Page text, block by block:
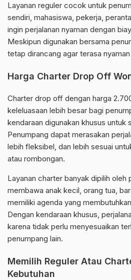
Layanan reguler cocok untuk
sendiri, mahasiswa, pekerja,
ingin perjalanan nyaman dengan
Meskipun digunakan bersama
tetap dirancang agar terasa
Harga Charter Drop Off
Charter drop off dengan harga
keleluasaan lebih besar bagi
kendaraan digunakan khusus untuk
Penumpang dapat merasakan
lebih fleksibel, dan lebih sesuai
atau rombongan.
Layanan charter banyak dipilih oleh
membawa anak kecil, orang tua,
memiliki agenda yang
Dengan kendaraan khusus,
karena tidak perlu menyesuaikan
penumpang lain.
Memilih Reguler Atau
Kebutuhan